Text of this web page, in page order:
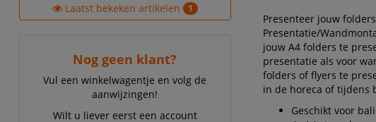
Laatst bekeken artikelen 1
Nog geen klant?
Vul een winkelwagentje en volg de
aanwijzingen!
Wilt u liever eerst een account
Presenteer jouw
Presentatie/
jouw A4 folders te
presentatie als voor
folders of flyers te
in de horeca of tijdens
Geschikt voor